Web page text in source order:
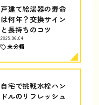
戸建て給湯器の寿命
は何年？交換サイン
と長持ちのコツ
2025.06.04
未分類
自宅で挑戦水栓ハン
ドルのリフレッシュ